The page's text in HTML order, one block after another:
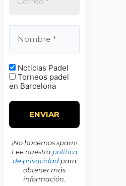
Noticias Padel
Torneos padel
en Barcelona
¡No hacemos spam!
Lee nuestra política
de privacidadpara
obtener más
información.